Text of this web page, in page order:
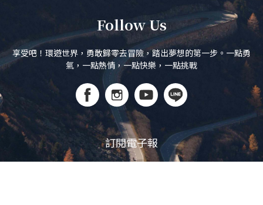
Follow Us
享受吧！環遊世界，勇敢歸零去冒險，踏出夢想的第一步。一點勇
氣，一點熱情，一點快樂，一點挑戰
訂閱電子報